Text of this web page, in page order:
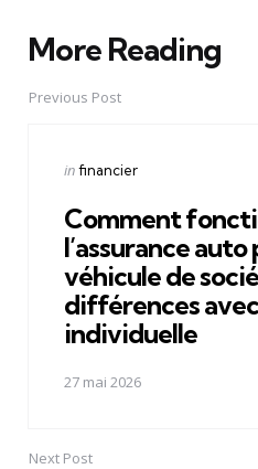
More Reading
Post
navigation
Previous Post
Posted
infinancier
Comment
l’assurance auto
véhicule de
différences avec
individuelle
27 mai 2026
Next Post